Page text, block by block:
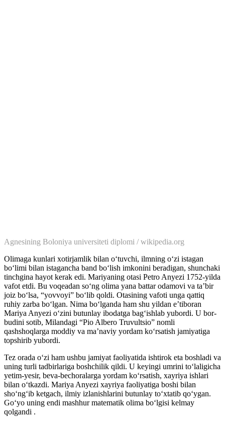
Agnesining Boloniya universiteti diplomi / wikipedia.org
Olimaga kunlari xotirjamlik bilan oʻtuvchi, ilmning oʻzi istagan
boʻlimi bilan istagancha band boʻlish imkonini beradigan, shunchaki
tinchgina hayot kerak edi. Mariyaning otasi Petro Anyezi 1752-yilda
vafot etdi. Bu voqeadan soʻng olima yana battar odamovi va taʼbir
joiz boʻlsa, “yovvoyi” boʻlib qoldi. Otasining vafoti unga qattiq
ruhiy zarba boʻlgan. Nima bo‘lganda ham shu yildan e’tiboran
Mariya Anyezi o‘zini butunlay ibodatga bag‘ishlab yubordi. U bor-
budini sotib, Milandagi “Pio Albero Truvultsio” nomli
qashshoqlarga moddiy va maʼnaviy yordam koʻrsatish jamiyatiga
topshirib yubordi.
Tez orada oʻzi ham ushbu jamiyat faoliyatida ishtirok eta boshladi va
uning turli tadbirlariga boshchilik qildi. U keyingi umrini toʻlaligicha
yetim-yesir, beva-bechoralarga yordam koʻrsatish, xayriya ishlari
bilan oʻtkazdi. Mariya Anyezi xayriya faoliyatiga boshi bilan
shoʻngʻib ketgach, ilmiy izlanishlarini butunlay toʻxtatib qoʻygan.
Goʻyo uning endi mashhur matematik olima boʻlgisi kelmay
qolgandi .